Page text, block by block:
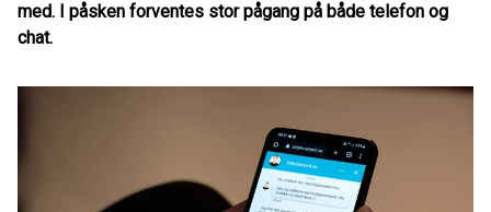
med. I påsken forventes stor pågang på både telefon og
chat.